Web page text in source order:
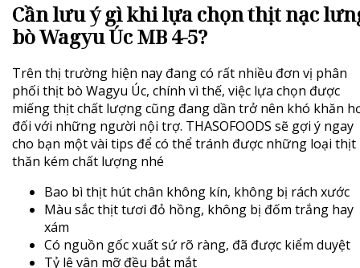
Cần lưu ý gì khi lựa chọn thịt nạc
bò Wagyu Úc MB 4-5?
Trên thị trường hiện nay đang có rất nhiều đơn vị phân
phối thịt bò Wagyu Úc, chính vì thế, việc lựa chọn được
miếng thịt chất lượng cũng đang dần trở nên khó khăn
đối với những người nội trợ. THASOFOODS sẽ gợi ý ngay
cho bạn một vài tips để có thể tránh được những loại thịt
thăn kém chất lượng nhé
Bao bì thịt hút chân không kín, không bị rách xước
Màu sắc thịt tươi đỏ hồng, không bị đốm trắng hay
xám
Có nguồn gốc xuất sứ rõ ràng, đã được kiểm duyệt
Tỷ lệ vân mỡ đều bắt mắt